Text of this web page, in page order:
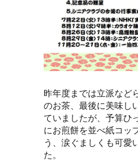
昨年度までは立派など
のお茶、最後に美味し
ていましたが、予算ひ
にお煎餅を並べ紙コッ
う、涙ぐましくも可愛
た。